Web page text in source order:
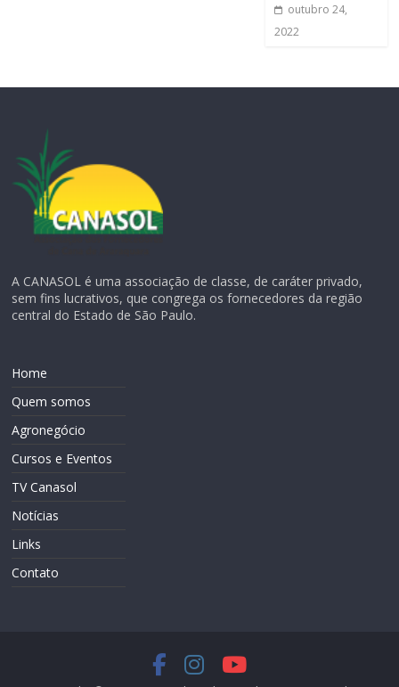
outubro 24,
2022
A CANASOL é uma associação de classe, de caráter privado,
sem fins lucrativos, que congrega os fornecedores da região
central do Estado de São Paulo.
Home
Quem somos
Agronegócio
Cursos e Eventos
TV Canasol
Notícias
Links
Contato